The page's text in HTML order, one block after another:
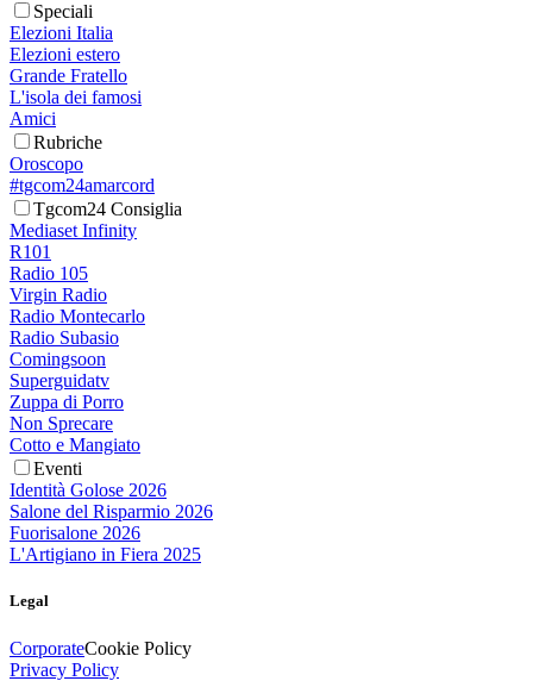
Speciali
Elezioni Italia
Elezioni estero
Grande Fratello
L'isola dei famosi
Amici
Rubriche
Oroscopo
#tgcom24amarcord
Tgcom24 Consiglia
Mediaset Infinity
R101
Radio 105
Virgin Radio
Radio Montecarlo
Radio Subasio
Comingsoon
Superguidatv
Zuppa di Porro
Non Sprecare
Cotto e Mangiato
Eventi
Identità Golose 2026
Salone del Risparmio 2026
Fuorisalone 2026
L'Artigiano in Fiera 2025
Legal
CorporateCookie Policy
Privacy Policy